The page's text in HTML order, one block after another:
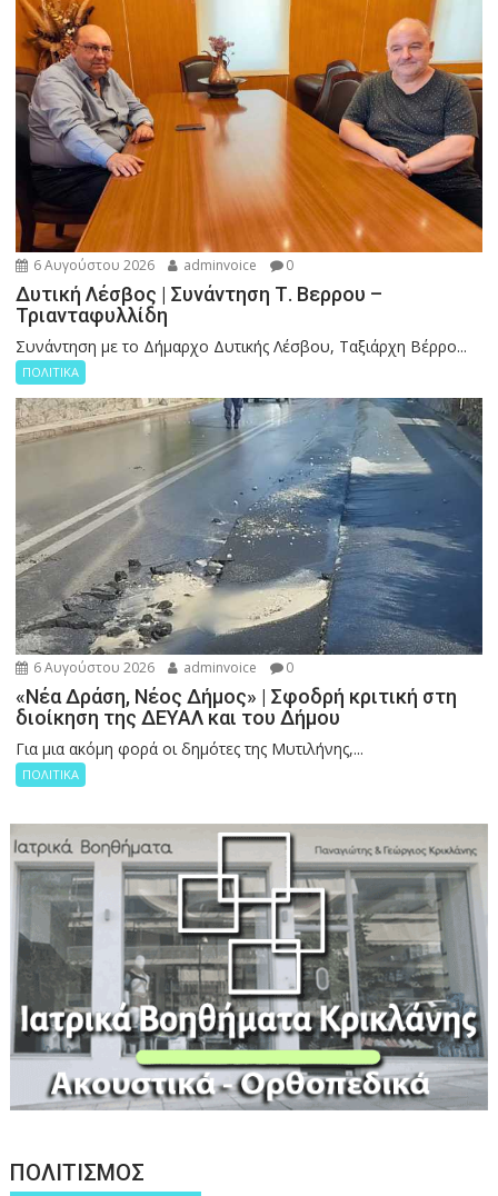
6 Αυγούστου 2026 adminvoice 0
Δυτική Λέσβος | Συνάντηση Τ. Βερρου –
Τριανταφυλλίδη
Συνάντηση με το Δήμαρχο Δυτικής Λέσβου, Ταξιάρχη Βέρρο...
ΠΟΛΙΤΙΚΑ
6 Αυγούστου 2026 adminvoice 0
«Νέα Δράση, Νέος Δήμος» | Σφοδρή κριτική στη
διοίκηση της ΔΕΥΑΛ και του Δήμου
Για μια ακόμη φορά οι δημότες της Μυτιλήνης,...
ΠΟΛΙΤΙΚΑ
ΠΟΛΙΤΙΣΜΟΣ